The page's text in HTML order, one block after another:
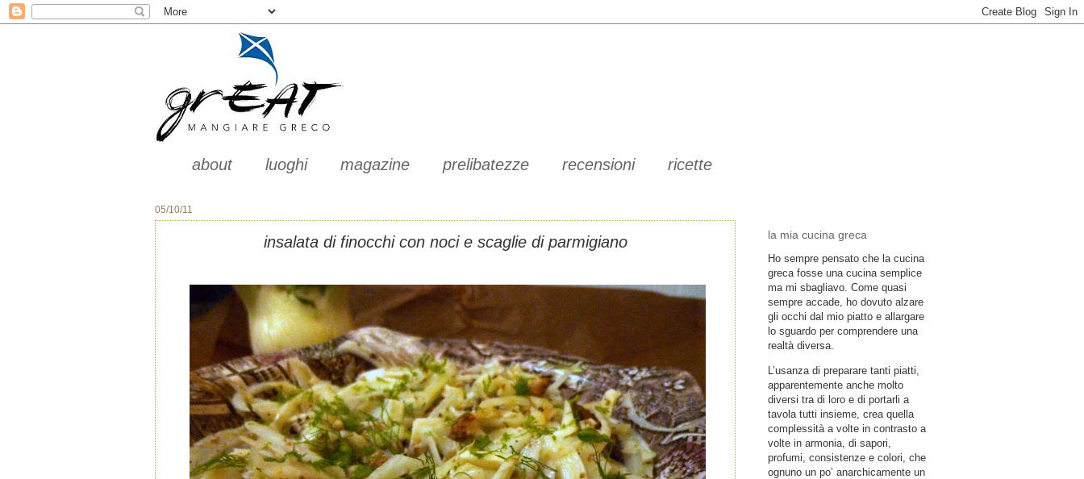
about luoghi magazine prelibatezze recensioni ricette
05/10/11
insalata di finocchi con noci e scaglie di parmigiano la mia cucina greca
Ho sempre pensato che la cucina
greca fosse una cucina semplice
ma mi sbagliavo. Come quasi
sempre accade, ho dovuto alzare
gli occhi dal mio piatto e allargare
lo sguardo per comprendere una
realtà diversa.
L’usanza di preparare tanti piatti,
apparentemente anche molto
diversi tra di loro e di portarli a
tavola tutti insieme, crea quella
complessità a volte in contrasto a
volte in armonia, di sapori,
profumi, consistenze e colori, che
ognuno un po’ anarchicamente un